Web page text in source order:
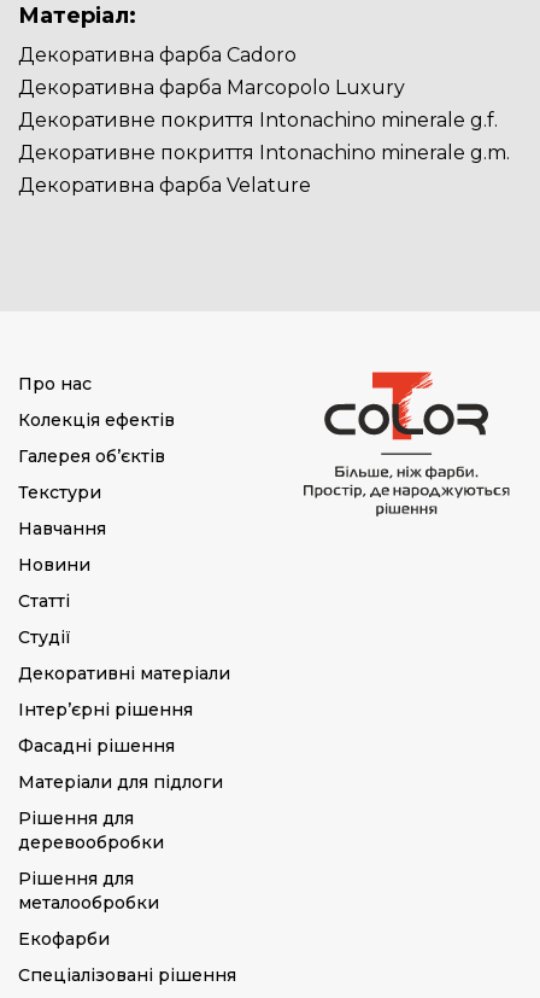
Матеріал:
Декоративна фарба Cadoro
Декоративна фарба Marcopolo Luxury
Декоративне покриття Intonachino minerale g.f.
Декоративне покриття Intonachino minerale g.m.
Декоративна фарба Velature
Про нас
Колекція ефектів
Галерея об’єктів
Текстури
Навчання
Новини
Статті
Студії
Декоративні матеріали
Інтер’єрні рішення
Фасадні рішення
Матеріали для підлоги
Рішення для
деревообробки
Рішення для
металообробки
Екофарби
Спеціалізовані рішення